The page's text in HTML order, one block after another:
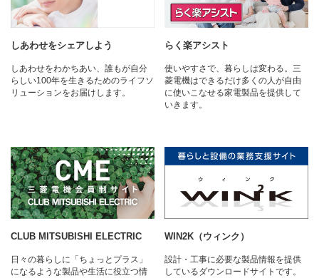
しあわせをシェアしよう
しあわせをわかちあい、誰もが自分
らしい100年を生きるためのライフソ
リューションをお届けします。
らく楽アシスト
使いやすさで、暮らしは変わる。三
菱電機はできるだけ多くの人が自由
に使いこなせる家電製品を提供して
いきます。
CLUB MITSUBISHI ELECTRIC
日々の暮らしに「ちょっとプラス」
になるような製品や生活に役立つ情
WIN2K（ウィンク）
設計・工事に必要な製品情報を提供
しているダウンロードサイトです。